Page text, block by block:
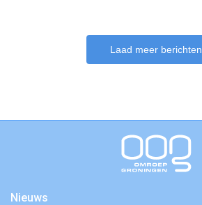
Laad meer berichten
Nieuws